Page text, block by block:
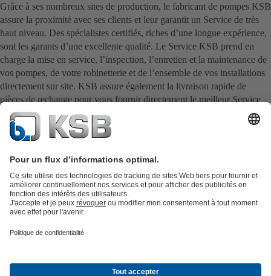
Grâce à ses nombreux sites de production, le fabricant de pompes KSB
assure la proximité avec ses clients et leur garantit un Service de très
haut niveau. Des spécialistes certifiés, riches d’une longue expérience,
sont les garants d’une excellente qualité. Le Service KSB prend en
charge la mise en service, l’inspection, l’entretien et la maintenance de
vos pompes, de votre robinetterie et de l’ensemble de vos installations
directement sur site. KSB assure également la livraison rapide de
pièces de rechange pour vous fournir directement le meilleur Service
possible.
IndustrieBâtiment